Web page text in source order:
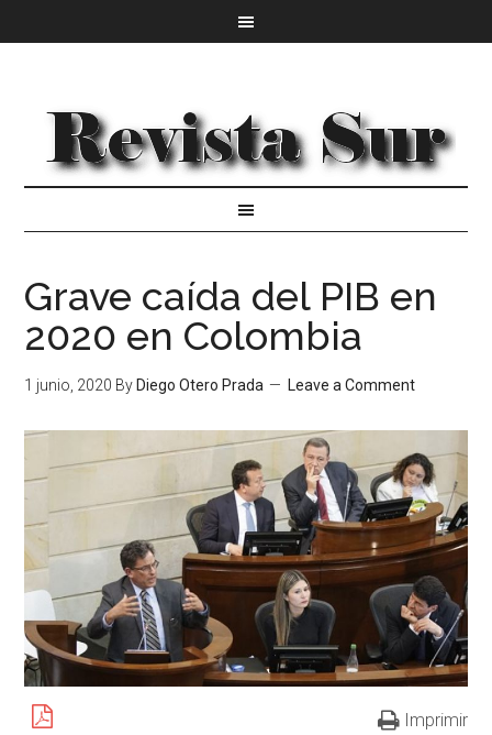
Grave caída del PIB en
2020 en Colombia
1 junio, 2020 By Diego Otero Prada Leave a Comment
Imprimir